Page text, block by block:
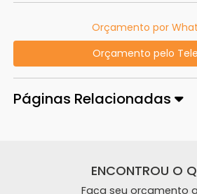
Orçamento por
Orçamento pelo
Páginas Relacionadas
ENCONTROU O
Faça seu orçamento